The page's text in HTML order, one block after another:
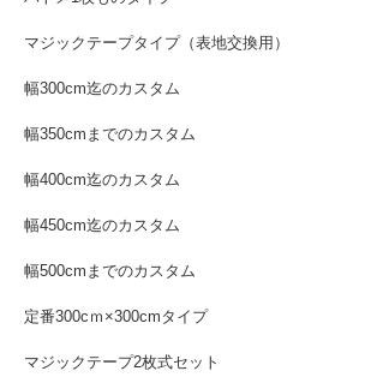
マジックテープタイプ（表地交換用）
幅300cm迄のカスタム
幅350cmまでのカスタム
幅400cm迄のカスタム
幅450cm迄のカスタム
幅500cmまでのカスタム
定番300cｍ×300cmタイプ
マジックテープ2枚式セット